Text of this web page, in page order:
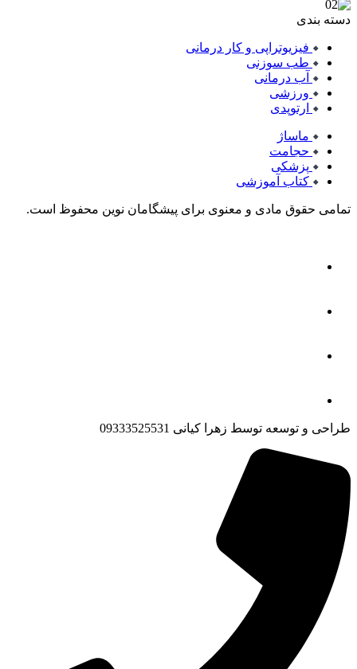
دسته بندی
فیزیوتراپی و کار درمانی
طب سوزنی
آب درمانی
ورزشی
ارتوپدی
ماساژ
حجامت
پزشکی
کتاب آموزشی
تمامی حقوق مادی و معنوی برای پیشگامان نوین محفوظ است.
طراحی و توسعه توسط زهرا کیانی 09333525531